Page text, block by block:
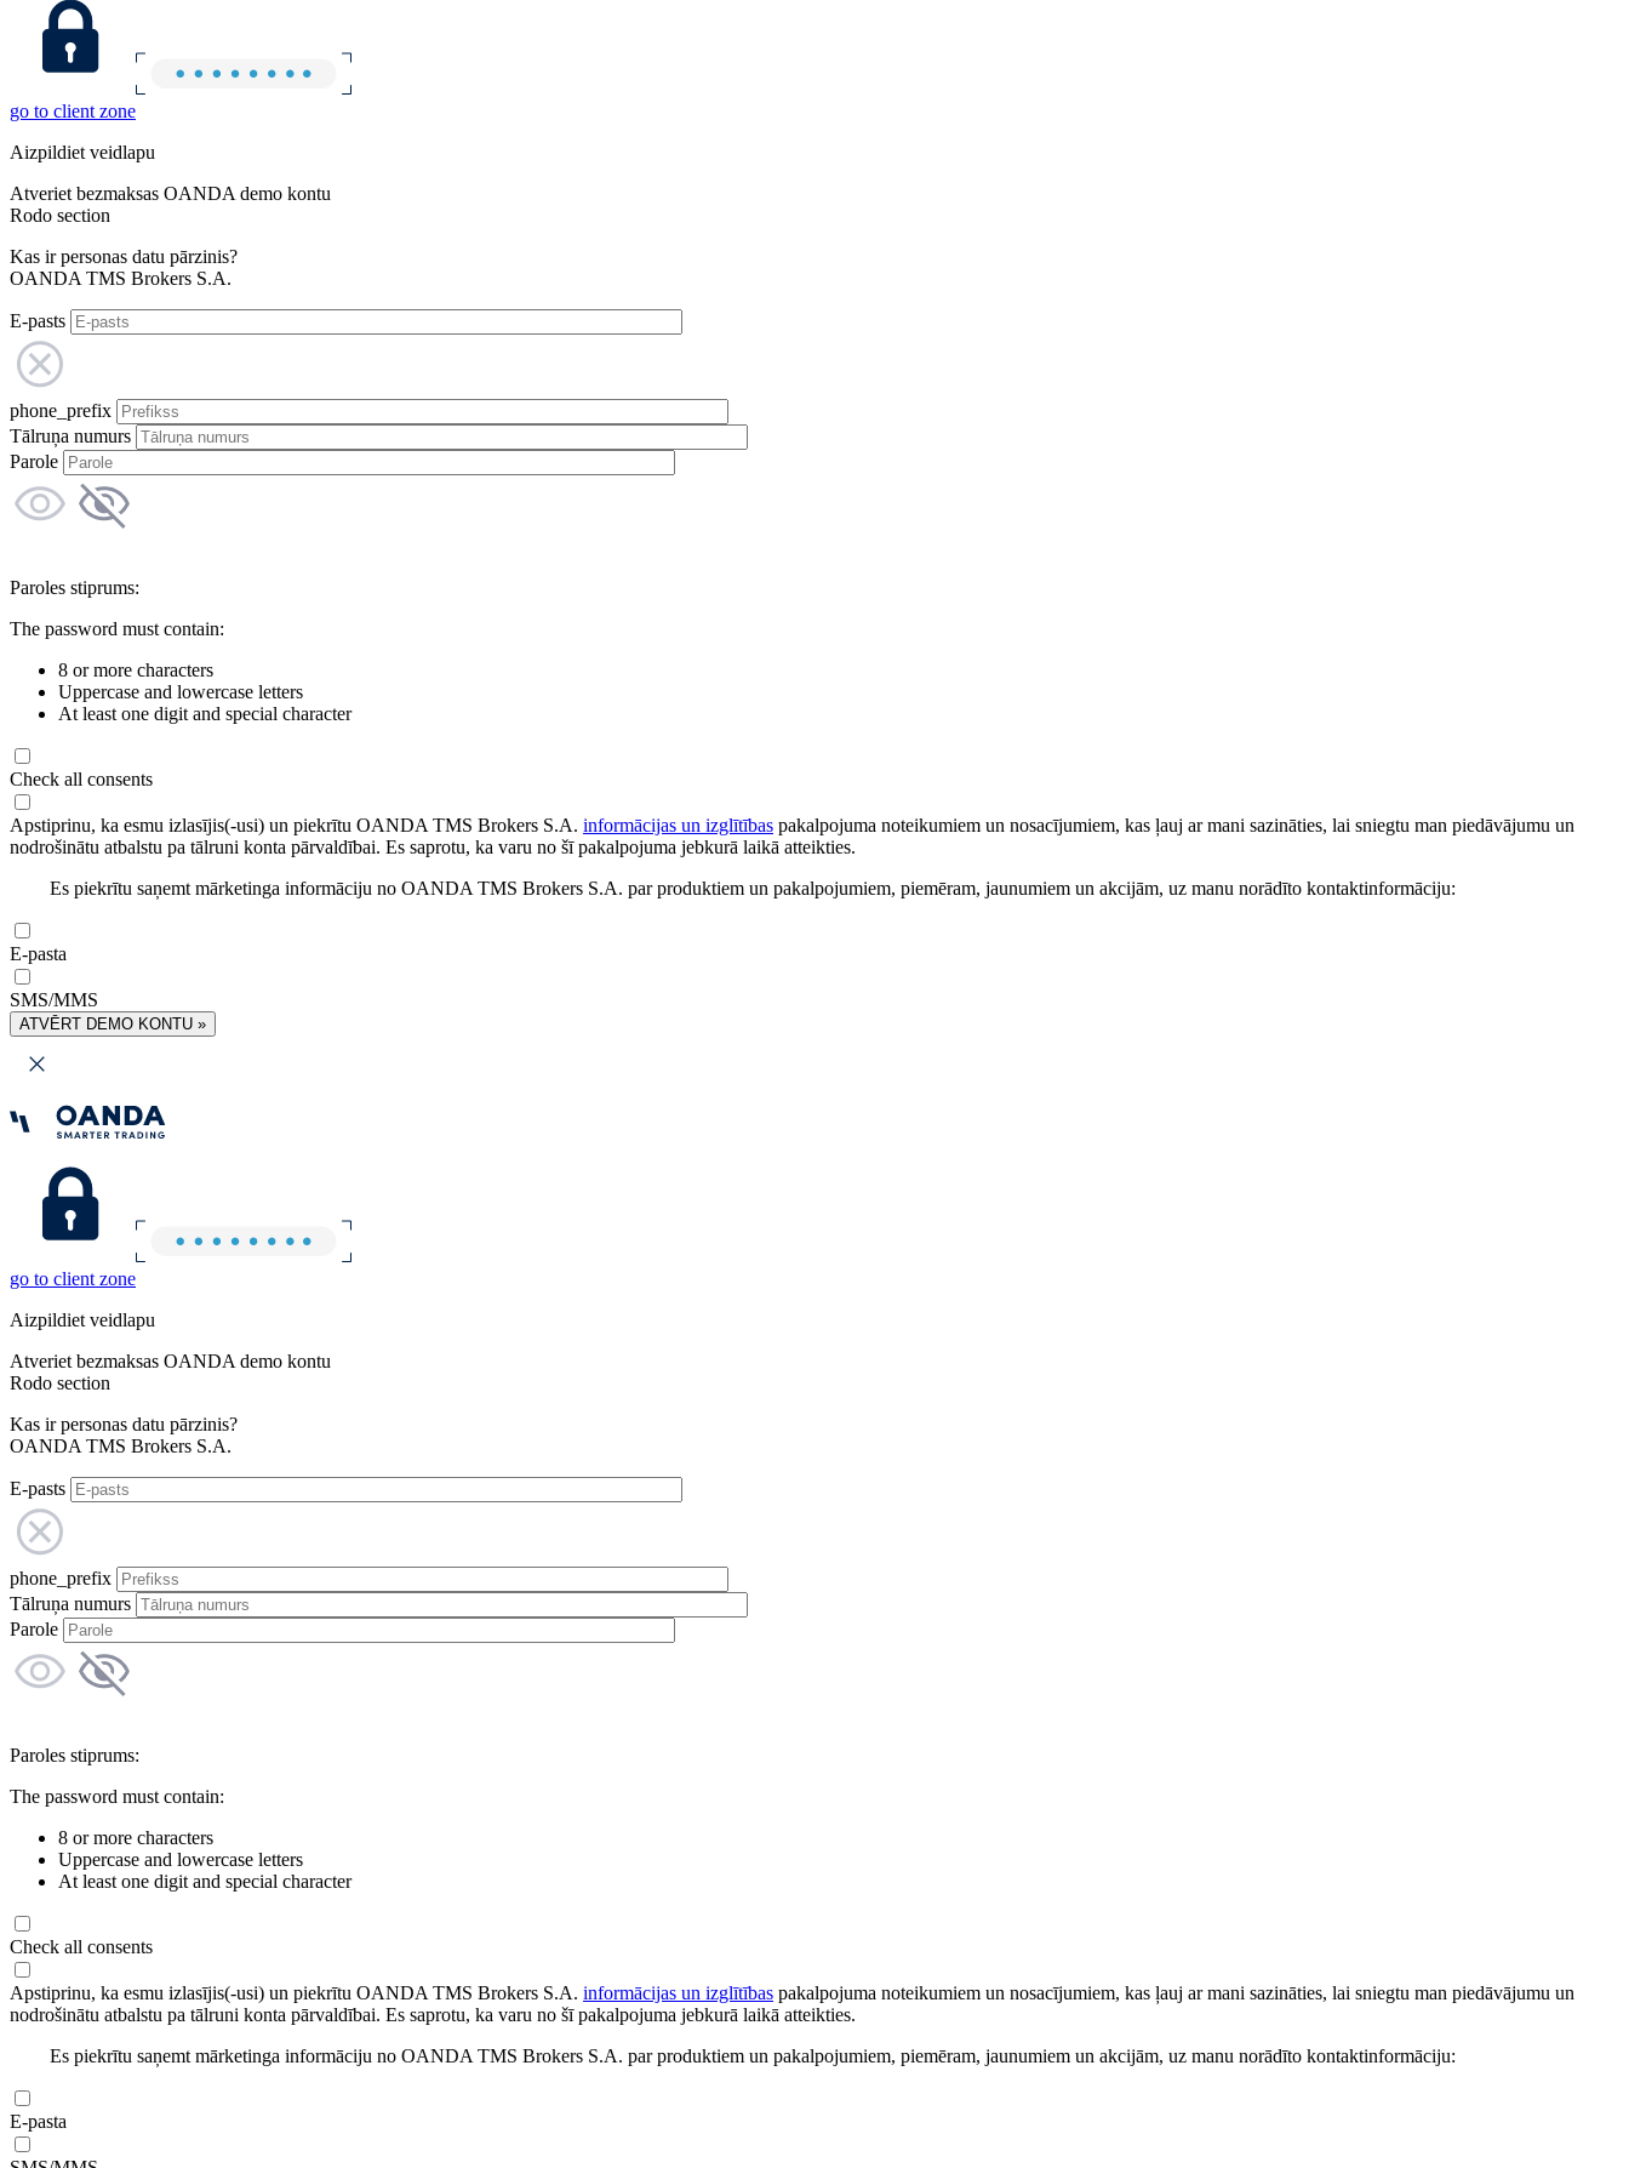
go to client zone
Aizpildiet veidlapu
Atveriet bezmaksas OANDA demo kontu
Rodo section
Kas ir personas datu pārzinis?
OANDA TMS Brokers S.A.
E-pasts
phone_prefix
Tālruņa numurs
Parole
Paroles stiprums:
The password must contain:
8 or more characters
Uppercase and lowercase letters
At least one digit and special character
Check all consents
Apstiprinu, ka esmu izlasījis(-usi) un piekrītu OANDA TMS Brokers S.A. informācijas un izglītības pakalpojuma noteikumiem un nosacījumiem, kas ļauj ar mani sazināties, lai sniegtu man piedāvājumu un
nodrošinātu atbalstu pa tālruni konta pārvaldībai. Es saprotu, ka varu no šī pakalpojuma jebkurā laikā atteikties.
Es piekrītu saņemt mārketinga informāciju no OANDA TMS Brokers S.A. par produktiem un pakalpojumiem, piemēram, jaunumiem un akcijām, uz manu norādīto kontaktinformāciju:
E-pasta
SMS/MMS
ATVĒRT DEMO KONTU »
go to client zone
Aizpildiet veidlapu
Atveriet bezmaksas OANDA demo kontu
Rodo section
Kas ir personas datu pārzinis?
OANDA TMS Brokers S.A.
E-pasts
phone_prefix
Tālruņa numurs
Parole
Paroles stiprums:
The password must contain:
8 or more characters
Uppercase and lowercase letters
At least one digit and special character
Check all consents
Apstiprinu, ka esmu izlasījis(-usi) un piekrītu OANDA TMS Brokers S.A. informācijas un izglītības pakalpojuma noteikumiem un nosacījumiem, kas ļauj ar mani sazināties, lai sniegtu man piedāvājumu un
nodrošinātu atbalstu pa tālruni konta pārvaldībai. Es saprotu, ka varu no šī pakalpojuma jebkurā laikā atteikties.
Es piekrītu saņemt mārketinga informāciju no OANDA TMS Brokers S.A. par produktiem un pakalpojumiem, piemēram, jaunumiem un akcijām, uz manu norādīto kontaktinformāciju:
E-pasta